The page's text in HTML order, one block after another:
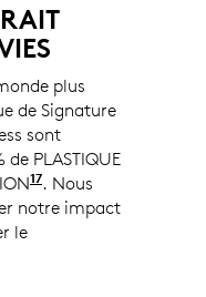
plus
de Signature
sont
PLASTIQUE
17Clavier : 62% de
. Nous
notre impact
le